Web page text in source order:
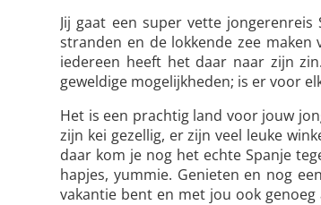
Jij gaat een super vette
stranden en de lokkende zee
iedereen heeft het daar naar zijn
geweldige mogelijkheden; is er voor
Het is een prachtig land voor jouw
zijn kei gezellig, er zijn veel leuke
daar kom je nog het echte Spanje
hapjes, yummie. Genieten en nog
vakantie bent en met jou ook